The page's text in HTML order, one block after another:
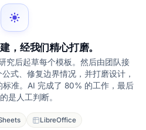
，经我们精心打磨。
究后起草每个模板。然后由团队接
式、修复边界情况，并打磨设计，
准。AI 完成了 80% 的工作，最后
是人工判断。
LibreOffice